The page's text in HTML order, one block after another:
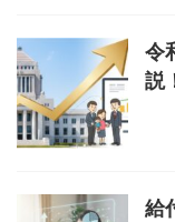
令
説
給